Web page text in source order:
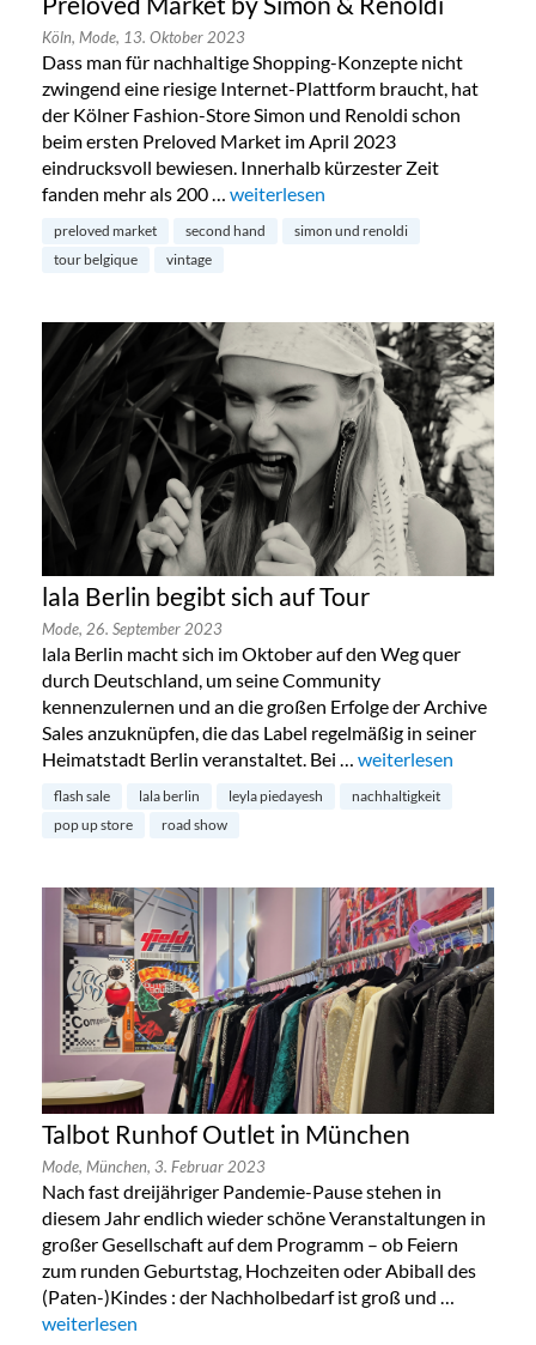
Köln, Mode, 13. Oktober 2023
Dass man für nachhaltige Shopping-Konzepte nicht
zwingend eine riesige Internet-Plattform braucht, hat
der Kölner Fashion-Store Simon und Renoldi schon
beim ersten Preloved Market im April 2023
eindrucksvoll bewiesen. Innerhalb kürzester Zeit
fanden mehr als 200 … „Preloved Market by Simon &
weiterlesen
preloved market second hand
simon und renoldi
tour belgique
vintage
lala Berlin begibt sich auf Tour
Mode, 26. September 2023
lala Berlin macht sich im Oktober auf den Weg quer
durch Deutschland, um seine Community
kennenzulernen und an die großen Erfolge der Archive
Sales anzuknüpfen, die das Label regelmäßig in seiner
Heimatstadt Berlin veranstaltet. Bei … „lala Berlin begibt
weiterlesen
flash sale lala berlin leyla piedayesh
nachhaltigkeit
pop up store
road show
Talbot Runhof Outlet in München
Mode, München, 3. Februar 2023
Nach fast dreijähriger Pandemie-Pause stehen in
diesem Jahr endlich wieder schöne Veranstaltungen in
großer Gesellschaft auf dem Programm – ob Feiern
zum runden Geburtstag, Hochzeiten oder Abiball des
(Paten-)Kindes : der Nachholbedarf ist groß und …
„Talbot Runhof Outlet in München“
weiterlesen